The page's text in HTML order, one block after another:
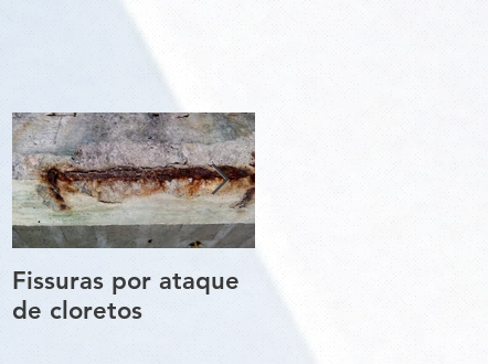
Fissuras por ataque
de cloretos
Trincas e Fissuras
nas estruturas de
paredes vigas e